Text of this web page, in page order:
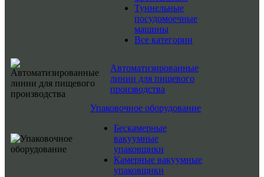
Туннельные
посудомоечные
машины
Все категории
Автоматизированные
линии для пищевого
производства
Упаковочное оборудование
Бескамерные
вакуумные
упаковщики
Камерные вакуумные
упаковщики